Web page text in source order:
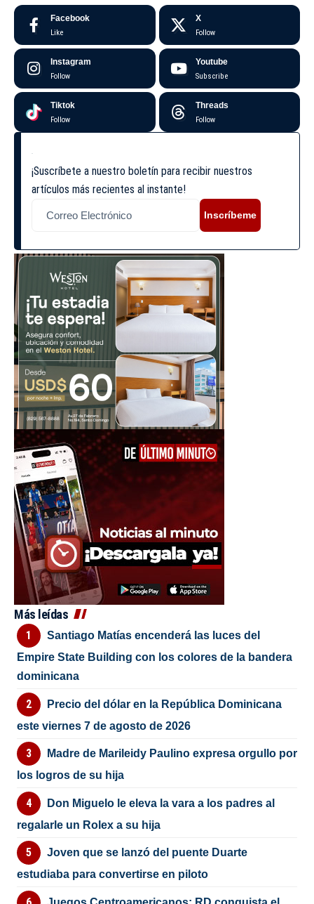
Facebook
Like
X
Follow
Instagram
Follow
Youtube
Subscribe
Tiktok
Follow
Threads
Follow
¡Suscríbete a nuestro boletín para recibir nuestros
artículos más recientes al instante!
Inscríbeme
Más leídas
Santiago Matías encenderá las luces del
Empire State Building con los colores de la bandera
dominicana
Precio del dólar en la República Dominicana
este viernes 7 de agosto de 2026
Madre de Marileidy Paulino expresa orgullo por
los logros de su hija
Don Miguelo le eleva la vara a los padres al
regalarle un Rolex a su hija
Joven que se lanzó del puente Duarte
estudiaba para convertirse en piloto